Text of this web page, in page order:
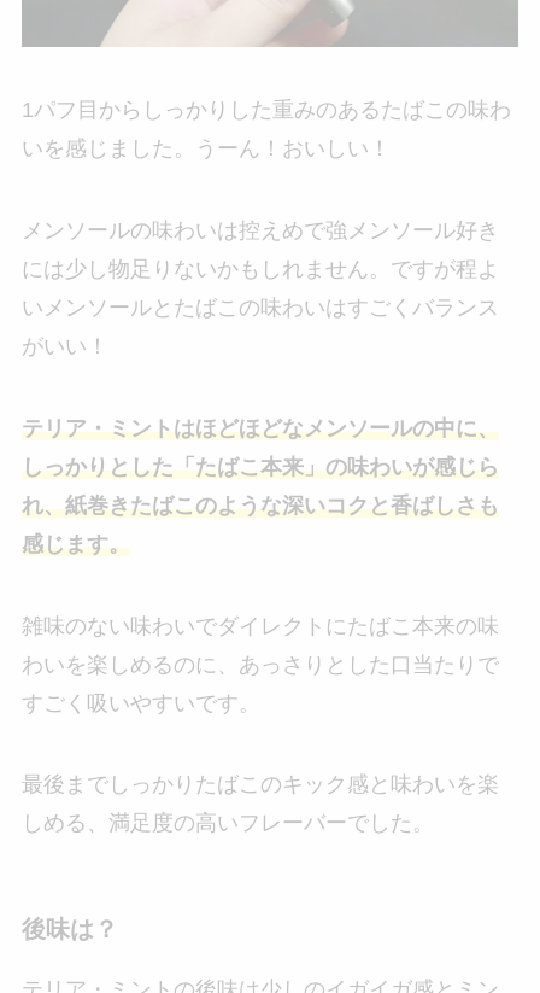
1パフ目からしっかりした重みのあるたばこの味わ
いを感じました。うーん！おいしい！
メンソールの味わいは控えめで強メンソール好き
には少し物足りないかもしれません。ですが程よ
いメンソールとたばこの味わいはすごくバランス
がいい！
テリア・ミントはほどほどなメンソールの中に、
しっかりとした「たばこ本来」の味わいが感じら
れ、紙巻きたばこのような深いコクと香ばしさも
感じます。
雑味のない味わいでダイレクトにたばこ本来の味
わいを楽しめるのに、あっさりとした口当たりで
すごく吸いやすいです。
最後までしっかりたばこのキック感と味わいを楽
しめる、満足度の高いフレーバーでした。
後味は？